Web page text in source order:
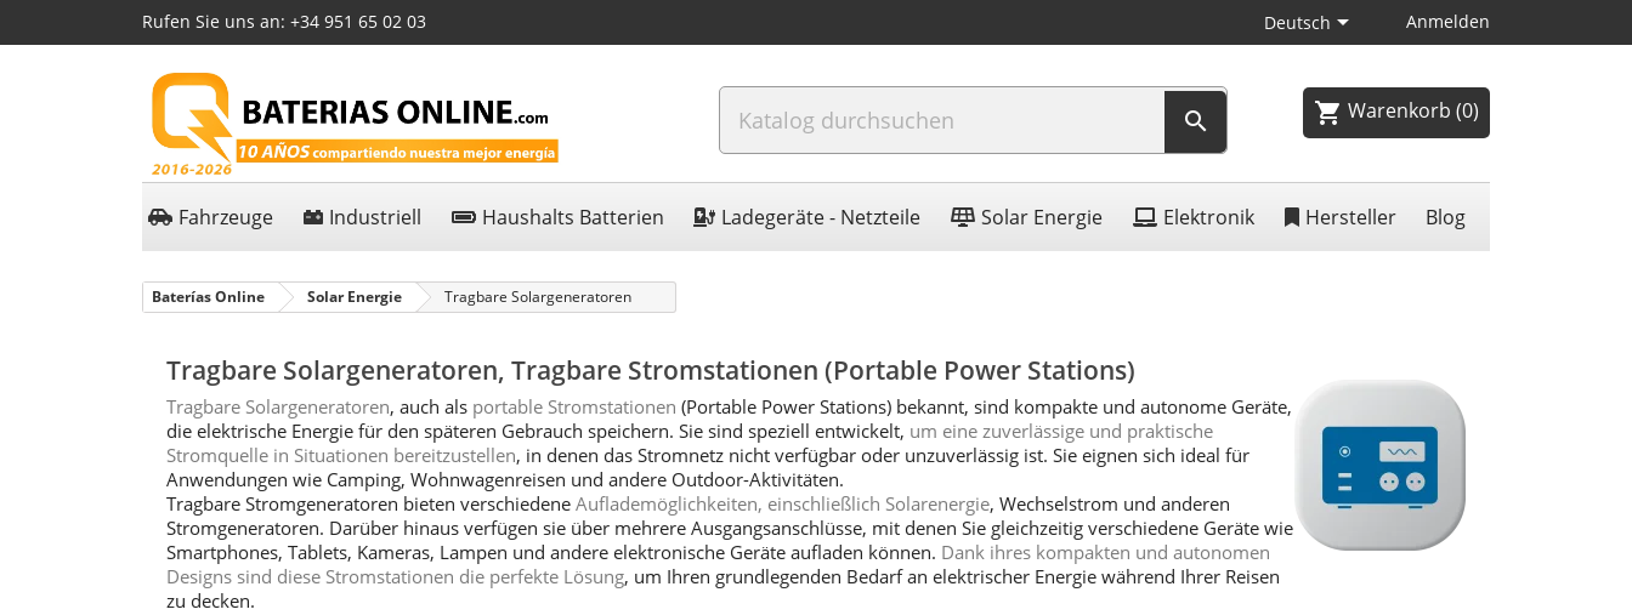
Rufen Sie uns an: +34 951 65 02 03 Deutsch Anmelden
 shopping_cart Warenkorb (0)
Fahrzeuge Industriell Haushalts Batterien Ladegeräte - Netzteile Solar Energie Elektronik Hersteller Blog
Baterías Online Solar Energie Tragbare Solargeneratoren
Tragbare Solargeneratoren, Tragbare Stromstationen (Portable Power Stations)
Tragbare Solargeneratoren, auch als portable Stromstationen (Portable Power Stations) bekannt, sind kompakte und autonome Geräte,
die elektrische Energie für den späteren Gebrauch speichern. Sie sind speziell entwickelt, um eine zuverlässige und praktische
Stromquelle in Situationen bereitzustellen, in denen das Stromnetz nicht verfügbar oder unzuverlässig ist. Sie eignen sich ideal für
Anwendungen wie Camping, Wohnwagenreisen und andere Outdoor-Aktivitäten.
Tragbare Stromgeneratoren bieten verschiedene Auflademöglichkeiten, einschließlich Solarenergie, Wechselstrom und anderen
Stromgeneratoren. Darüber hinaus verfügen sie über mehrere Ausgangsanschlüsse, mit denen Sie gleichzeitig verschiedene Geräte wie
Smartphones, Tablets, Kameras, Lampen und andere elektronische Geräte aufladen können. Dank ihres kompakten und autonomen
Designs sind diese Stromstationen die perfekte Lösung, um Ihren grundlegenden Bedarf an elektrischer Energie während Ihrer Reisen
zu decken.